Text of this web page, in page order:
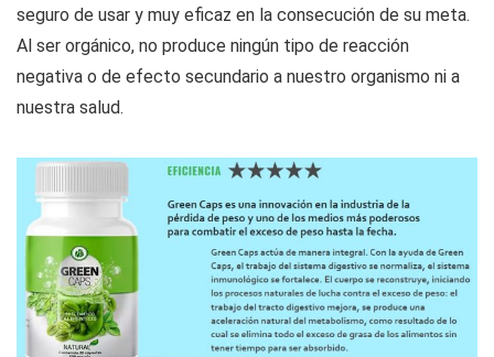
seguro de usar y muy eficaz en la consecución de su meta.
Al ser orgánico, no produce ningún tipo de reacción
negativa o de efecto secundario a nuestro organismo ni a
nuestra salud.